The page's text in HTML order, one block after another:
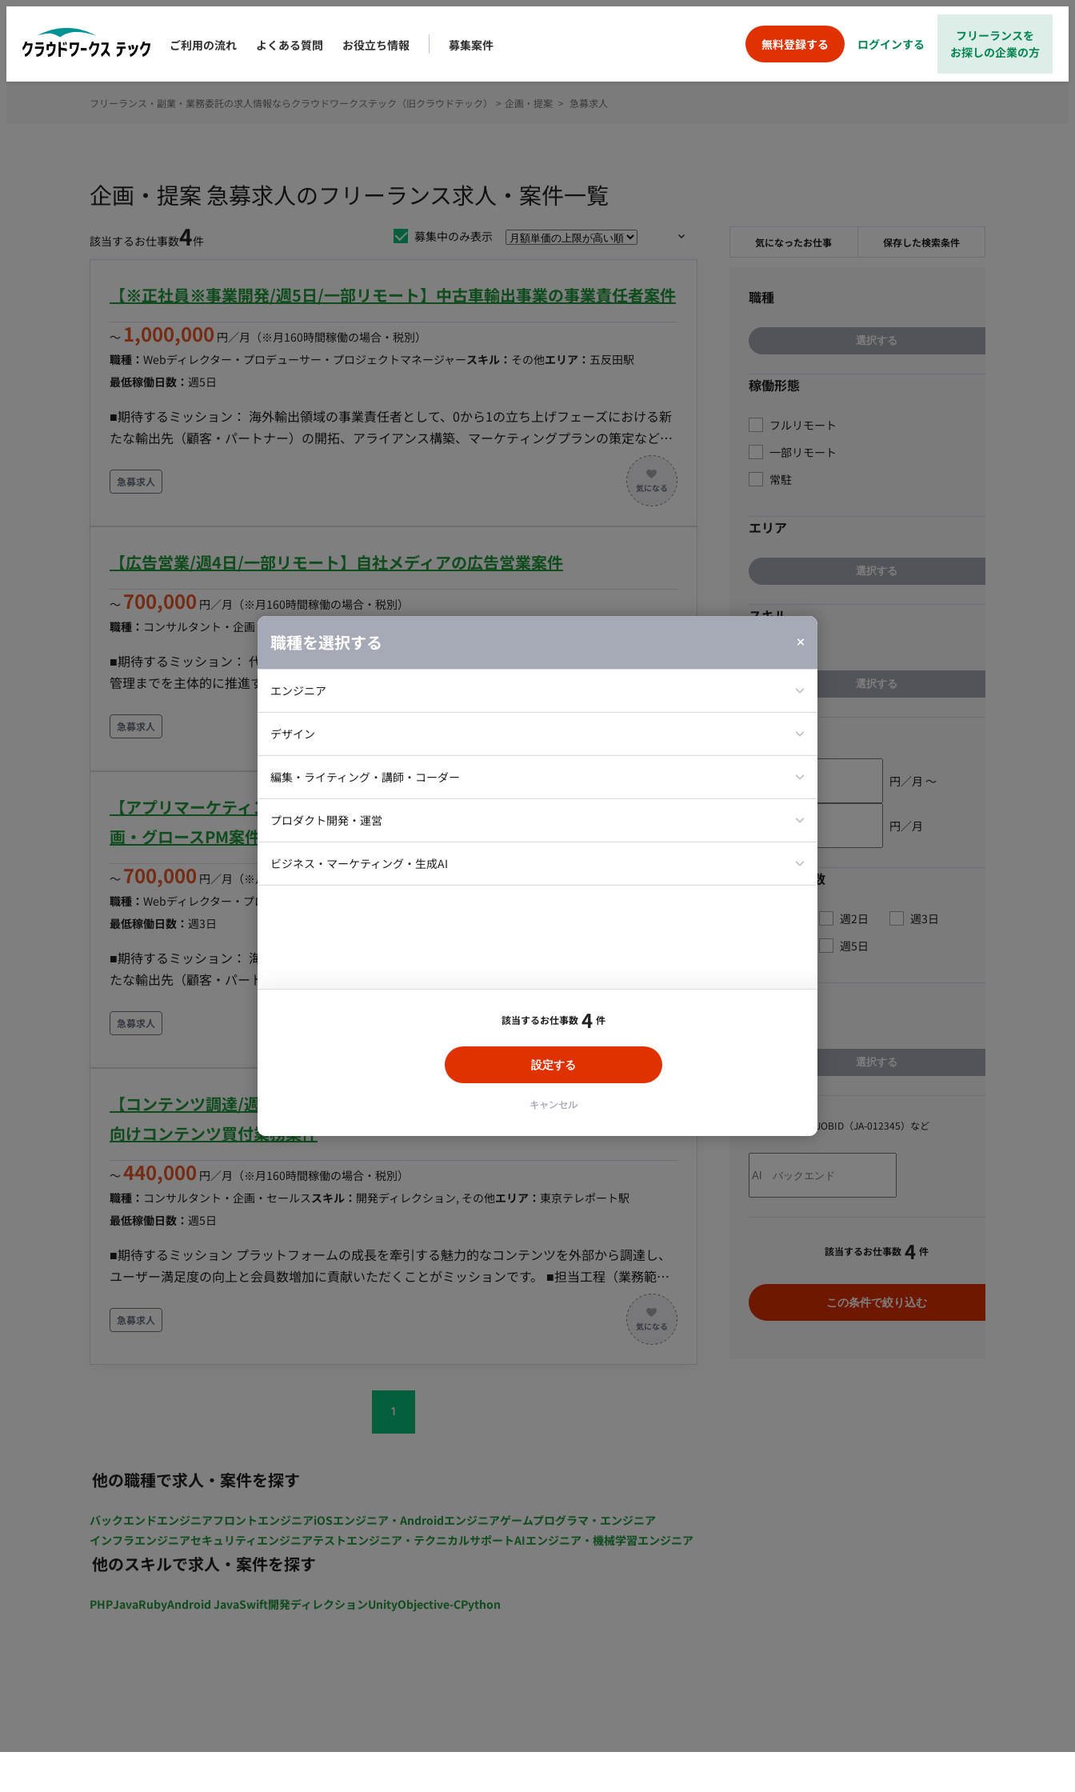
ご利用の流れ よくある質問 お役立ち情報 募集案件 無料登録する ログインする
フリーランスを
お探しの企業の方
企画・提案 急募求人のフリーランス求人・案件一覧
該当するお仕事数4件 募集中のみ表示
【※正社員※事業開発/週5日/一部リモート】中古車輸出事業の事業責任者案件
〜 1,000,000 円／月 （※月160時間稼働の場合・税別）
職種： Webディレクター・プロデューサー・プロジェクトマネージャースキル： その他エリア： 五反田駅
最低稼働日数： 週5日
■期待するミッション： 海外輸出領域の事業責任者として、0から1の立ち上げフェーズにおける新
たな輸出先（顧客・パートナー）の開拓、アライアンス構築、マーケティングプランの策定などを
牽引し、短期的な事業の安定化と中長期的な規模拡大（売上・利益の創出）を実現すること。 ■業
務内容・担当工程： ・新たな輸出先（顧客・パートナー）の開拓およびアライアンス構築 ・各国
の事情に即した車両調達スキームの確立 ・自社広告サイトのグロースチームと協業したマーケティ
急募求人
【広告営業/週4日/一部リモート】自社メディアの広告営業案件
〜 700,000 円／月 （※月160時間稼働の場合・税別）
職種： コンサルタント・企画・セールス
■期待するミッション： 代理店および直接クライアントへの広告提案からクロージング、案件進行
管理までを主体的に推進すること。 ■業務内容・担当工程： ・広告提案資料の作成およびプレゼン
のヒアリングに基づくカスタマイズ提案 ・契約締結から請求管理までの一連の案件進行管理 ・社
以上 オンボーディング期間は出社となります。（以降はリモート稼働想定）
急募求人
【アプリマーケティング/週4日～/一部リモート】スマホアプリのコンテンツ企
画・グロースPM案件
〜 700,000 円／月 （※月160時間稼働の場合・税別）
職種： Webディレクター・プロデューサー・プロジェクトマネージャー
最低稼働日数： 週3日
■期待するミッション： 海外輸出領域の事業責任者として、0から1の立ち上げフェーズにおける新
たな輸出先（顧客・パートナー）の開拓、アライアンス構築、マーケティングプランの策定などを
務内容・担当工程： ・新たな輸出先（顧客・パートナー）の開拓およびアライアンス構築 ・各国
の事情に即した車両調達スキームの確立 ・自社広告サイトのグロースチームと協業したマーケティ
ングプランの策定 ・KPI管理、PL管理および経営陣への定量・ロジカルなレポート ・事業推進に伴
う社内折衝および実務（事務作業を含む）のハンズオン対応 稼働時間について 月100時間以上 オ
ンボーディング期間は出社となります。（以降はリモート稼働想定）
急募求人
【コンテンツ調達/週5日/常駐/東京テレポート駅】動画配信プラットフォーム
向けコンテンツ買付業務案件
〜 440,000 円／月 （※月160時間稼働の場合・税別）
職種： コンサルタント・企画・セールススキル： 開発ディレクション, その他エリア： 東京テレポート駅
最低稼働日数： 週5日
■期待するミッション プラットフォームの成長を牽引する魅力的なコンテンツを外部から調達し、
ユーザー満足度の向上と会員数増加に貢献いただくことがミッションです。 ■担当工程（業務範
新の市場調査・トレンド分析 契約書の作成・締結支援および権利管理業務 ■チーム体制 配属部署の
DB、インフラ、ツール） コミュニケーションツール：Slack等 ドキュメント作成：Office関連ソフ
プラットフォームに携わることができ、自身の目利きがサービス成長に直結するやりがいがありま
す。 急成長中の縦型ショートドラマ市場の最前線で経験を積むことが可能です。 ■リモート稼働に
ついて 本案件は「常駐」での勤務を想定しております。 ■働き方（時短・フレックス・土日夜間可
否） 就業時間：10:00～19:00（休憩1時間） 休日：土日祝日 原則として上記時間帯での稼働をお願
いしております。
急募求人
1
他の職種で求人・案件を探す
バックエンドエンジニアフロントエンジニアiOSエンジニア・Androidエンジニアゲームプログラマ・エンジニア
インフラエンジニアセキュリティエンジニアテストエンジニア・テクニカルサポートAIエンジニア・機械学習エンジニア
他のスキルで求人・案件を探す
PHPJavaRubyAndroid JavaSwift開発ディレクションUnityObjective-CPython
気になったお仕事 保存した検索条件
職種
選択する
職種を選択する
エンジニア
インフラエンジニア
テストエンジニア・テクニカルサポート
AIエンジニア・機械学習エンジニア
デザイン
Webデザイナー・UI/UXデザイナー
ラストレーター
編集・ライティング・講師・コーダー
プロダクト開発・運営
クトマネージャー
ビジネス・マーケティング・生成AI
該当するお仕事数 4 件
設定する
キャンセル
稼働形態
フルリモート
一部リモート
常駐
エリア
選択する
スキル
企画・提案
選択する
円／月 〜
円／月
最低稼働日数
週2日
週3日
週5日
こだわり
選択する
スキル、職種、JOBID（JA-012345）など
該当するお仕事数 4 件
この条件で絞り込む
フリーランス・副業・業務委託の求人情報ならクラウドワークステック（旧クラウドテック） > 企画・提案 > 急募求人